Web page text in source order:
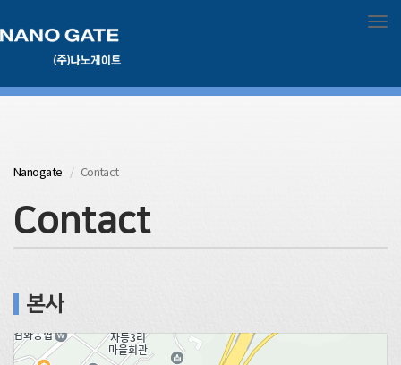
Nanogate Contact
Contact
본사